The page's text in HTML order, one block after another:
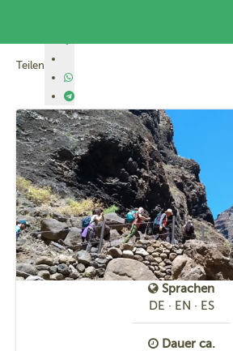
Start
Masca
Reservierung
Reservierung verwalten
Kontakt
Masca heute
Teilen
Sprachen
DE · EN · ES
Dauer ca.